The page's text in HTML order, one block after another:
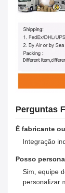
Perguntas
É fabricante
Integração
Posso
Sim, equipe
personalizar